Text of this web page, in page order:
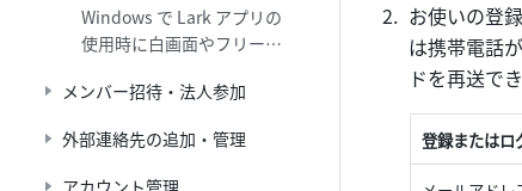
される場合の対処法
Windows で Lark アプリの
使用時に白画面やフリーズ
の対処法
メンバー招待・法人参加
外部連絡先の追加・管理
アカウント管理
お使いの登
は携帯電話
ドを再送でき
登録またはロ